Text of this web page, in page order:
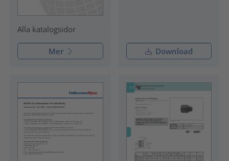
Alla katalogsidor
Mer Download